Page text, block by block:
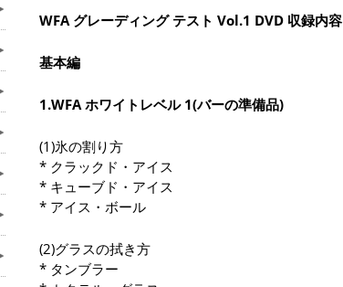
WFA グレーディング テスト Vol.1 DVD 収録内容
基本編
1.WFA ホワイトレベル 1(バーの準備品)
(1)氷の割り方
* クラックド・アイス
* キューブド・アイス
* アイス・ボール
(2)グラスの拭き方
* タンブラー